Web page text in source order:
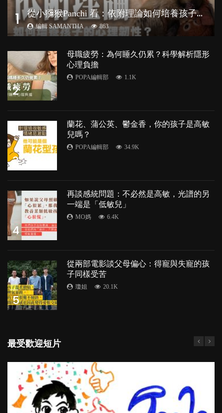
1 從
小獼猴Panchi 看：依附理論如何培養孩子心理韌性？
編輯 SAMANTHA 863
2
母職疲勞：為何睡久仍累？科學解析隱形
心理負擔
POPA編輯部 1.1K
3
蘭花、蒲公英、鬱金香，你的孩子是高敏
兒嗎？
POPA編輯部 34.9K
4
再談感統問題：不必然是高敏，光譜的另
一端是「低敏兒」
MO媽 6.4K
5
從兩部電影談父母偏心：得寵與失寵的孩
子同樣受苦
瓊姐 20.1K
最受歡迎短片